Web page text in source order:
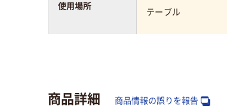
使用場所
テーブル
商品詳細 商品情報の誤りを報告